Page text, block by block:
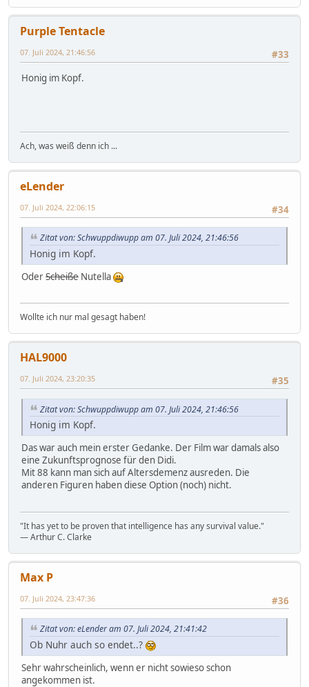
Purple Tentacle
#33
07. Juli 2024, 21:46:56
Honig im Kopf.
Ach, was weiß denn ich ...
eLender
#34
07. Juli 2024, 22:06:15
Zitat von: Schwuppdiwupp am 07. Juli 2024, 21:46:56
Honig im Kopf.
OderScheiße Nutella
Wollte ich nur mal gesagt haben!
HAL9000
#35
07. Juli 2024, 23:20:35
Zitat von: Schwuppdiwupp am 07. Juli 2024, 21:46:56
Honig im Kopf.
Das war auch mein erster Gedanke. Der Film war damals also
eine Zukunftsprognose für den Didi.
Mit 88 kann man sich auf Altersdemenz ausreden. Die
anderen Figuren haben diese Option (noch) nicht.
"It has yet to be proven that intelligence has any survival value."
― Arthur C. Clarke
Max P
#36
07. Juli 2024, 23:47:36
Zitat von: eLender am 07. Juli 2024, 21:41:42
Ob Nuhr auch so endet..?
Sehr wahrscheinlich, wenn er nicht sowieso schon
angekommen ist.